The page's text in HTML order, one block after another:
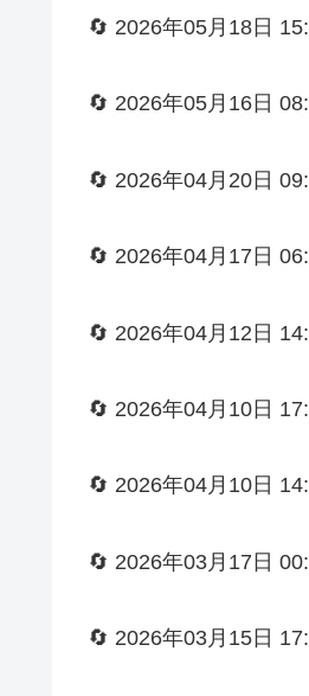
🔄 2026年05月18日
🔄 2026年05月16日
🔄 2026年04月20日
🔄 2026年04月17日
🔄 2026年04月12日
🔄 2026年04月10日
🔄 2026年04月10日
🔄 2026年03月17日
🔄 2026年03月15日